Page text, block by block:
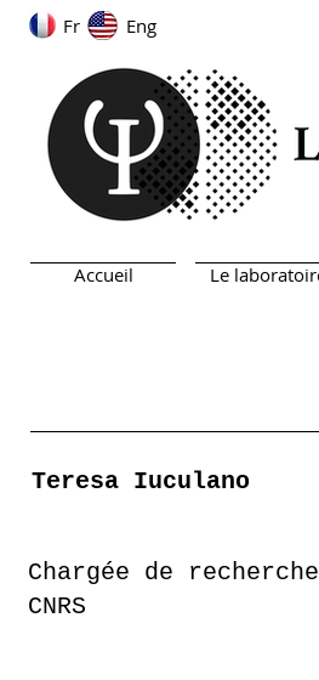
Fr Eng
Accueil Le
Teresa Iuculano
Chargée de recherche
CNRS